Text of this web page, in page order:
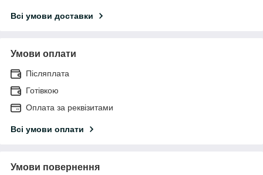
Всі умови доставки
Умови оплати
Післяплата
Готівкою
Оплата за реквізитами
Всі умови оплати
Умови повернення